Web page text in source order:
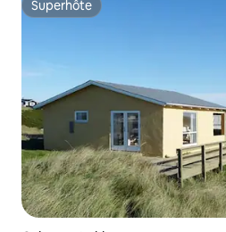
Superhôte
Superhôte